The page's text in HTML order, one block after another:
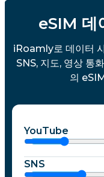
eSIM 데
iRoamly로 데이터
SNS, 지도, 영상 통
의
YouTube
SNS